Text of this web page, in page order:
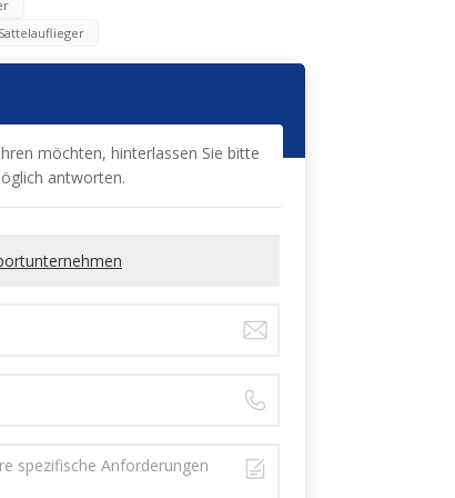
möchten, hinterlassen Sie bitte
antworten.